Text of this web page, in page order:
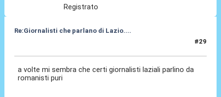
Registrato
Re:Giornalisti che parlano di Lazio....
#29
a volte mi sembra che certi giornalisti laziali parlino da
romanisti puri